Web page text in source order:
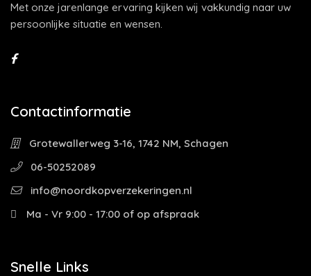
Met onze jarenlange ervaring kijken wij vakkundig naar uw
persoonlijke situatie en wensen.
Contactinformatie
Grotewallerweg 3-16, 1742 NM, Schagen
06-50252089
info@noordkopverzekeringen.nl
Ma - Vr 9:00 - 17:00 of op afspraak
Snelle Links